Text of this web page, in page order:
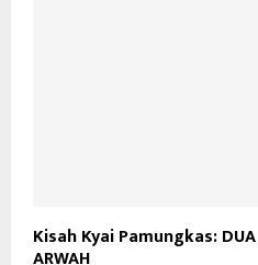
Kisah Kyai Pamungkas: DUA